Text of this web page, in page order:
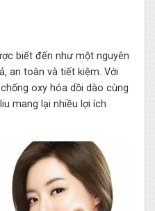
biết đến như một nguyên
an toàn và tiết kiệm. Với
oxy hóa dồi dào cùng
mang lại nhiều lợi ích